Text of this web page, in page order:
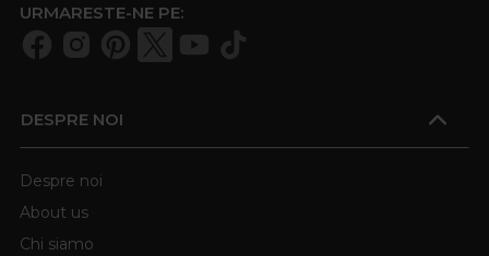
URMARESTE-NE PE:
DESPRE NOI
Despre noi
About us
Chi siamo